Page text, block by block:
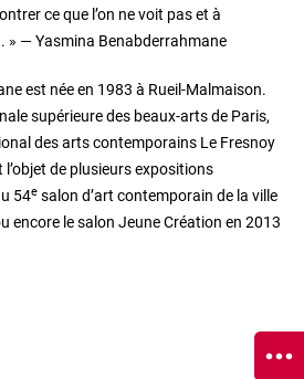
ce que l’on ne voit pas et à
» — Yasmina Benabderrahmane
est née en 1983 à Rueil-Malmaison.
supérieure des beaux-arts de Paris,
des arts contemporains Le Fresnoy
de plusieurs expositions
54e salon d’art contemporain de la ville
encore le salon Jeune Création en 2013